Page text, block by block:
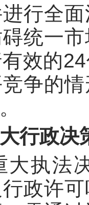
行全
统一
效的24
争的
行政决
大执法
政许